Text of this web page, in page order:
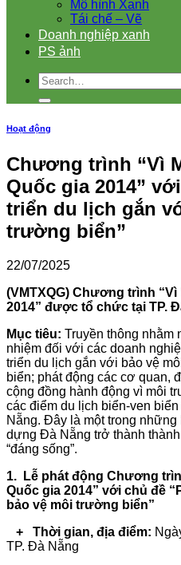
Mô hình Xanh
Tái chế – Vẽ
Doanh nghiệp xanh
PS ảnh
Hoạt động
Chương trình “Vì
Quốc gia 2014”
triển du lịch gắn
trường biển”
22/07/2025
(VMTXQG) Chương trình
2014” được tổ chức tại TP.
Mục tiêu: Truyền thông nhằm
nhiệm đối với các doanh
triển du lịch gắn với bảo vệ
biển; phát động các cơ quan,
cộng đồng hành động vì môi
các điểm du lịch biển-ven
Nẵng. Đây là một trong
dựng Đà Nẵng trở thành
“đáng sống”.
1.
Lễ phát động Chương
Quốc gia 2014” với chủ đề
bảo vệ môi trường biển”
+ Thời gian, địa điểm:
TP. Đà Nẵng